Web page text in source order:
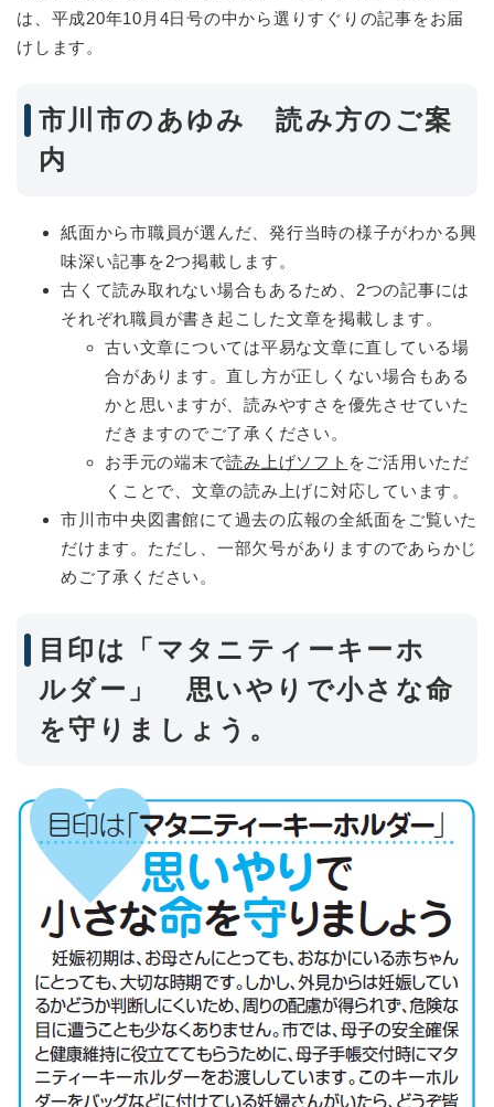
は、平成20年10月4日号の中から選りすぐりの記事をお届
けします。
市川市のあゆみ 読み方のご案
内
紙面から市職員が選んだ、発行当時の様子がわかる興
味深い記事を2つ掲載します。
古くて読み取れない場合もあるため、2つの記事には
それぞれ職員が書き起こした文章を掲載します。
古い文章については平易な文章に直している場
合があります。直し方が正しくない場合もある
かと思いますが、読みやすさを優先させていた
だきますのでご了承ください。
お手元の端末で読み上げソフト をご活用いただ
くことで、文章の読み上げに対応しています。
市川市中央図書館にて過去の広報の全紙面をご覧いた
だけます。ただし、一部欠号がありますのであらかじ
めご了承ください。
目印は「マタニティーキーホ
ルダー」 思いやりで小さな命
を守りましょう。